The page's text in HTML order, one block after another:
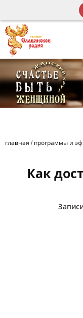
главная / программы и
Как